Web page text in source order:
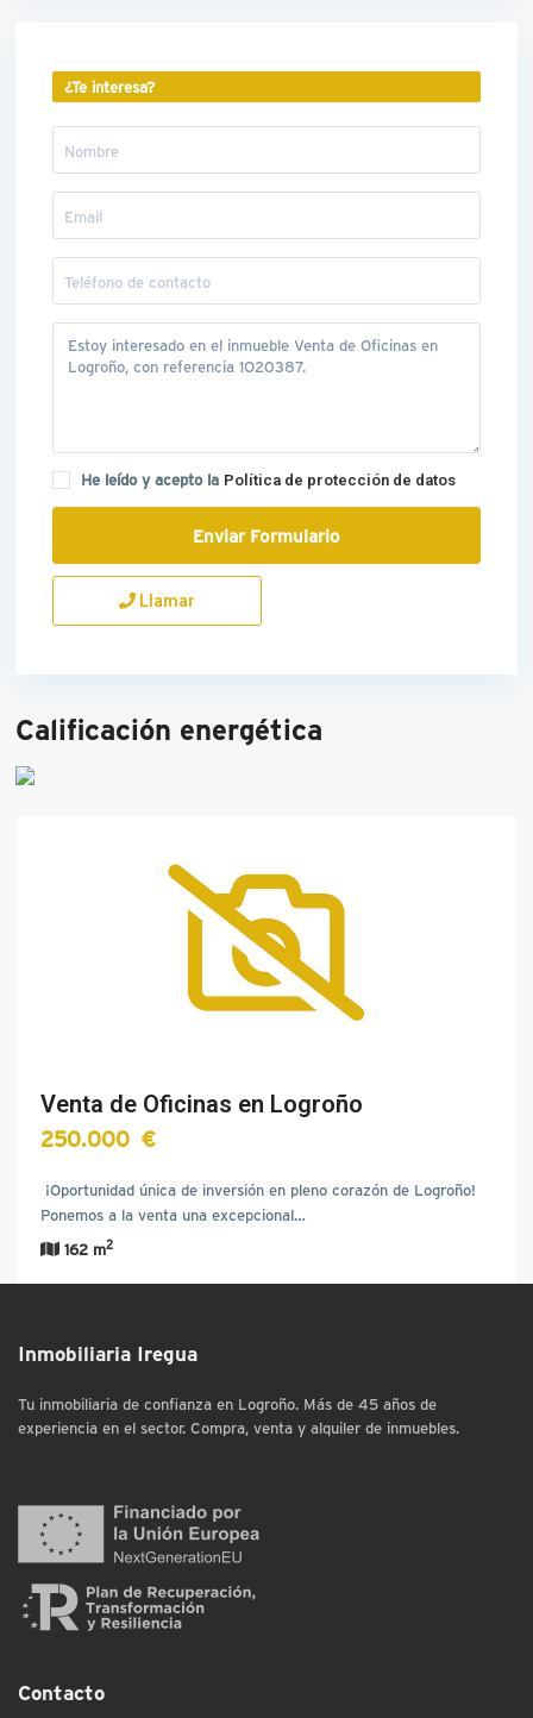
¿Te interesa?
He leído y acepto la Política de protección de datos
Llamar
Calificación energética
Venta de Oficinas en Logroño
250.000 €
¡Oportunidad única de inversión en pleno corazón de Logroño!
Ponemos a la venta una excepcional…
162 m2
Inmobiliaria Iregua
Tu inmobiliaria de confianza en Logroño. Más de 45 años de
experiencia en el sector. Compra, venta y alquiler de inmuebles.
Contacto